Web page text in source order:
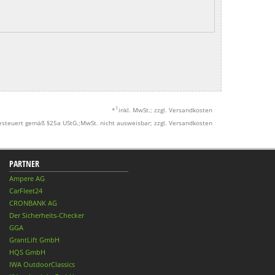
* 1 inkl. MwSt.; zzgl. Versandkosten
gemäß §25a UStG.;MwSt. nicht ausweisbar; zzgl. Versandkosten
PARTNER
Ampere AG
CarFleet24
CRONBANK AG
Der Sicherheits-Checker
GGA
GrantLift GmbH
HQS GmbH
IWA OutdoorClassics